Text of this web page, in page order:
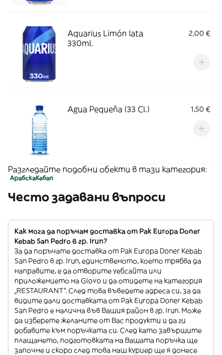
Aquarius Limón lata
330ml.
2,00 €
Agua Pequeña (33 Cl.) 1,50 €
Разгледайте подобни обекти в тази категория:
АрабскаКебап
Често задавани въпроси
Как мога да поръчам доставка от Pak Europa Doner
Kebab San Pedro в гр. Irun?
За да поръчате доставка от Pak Europa Doner Kebab
San Pedro в гр. Irun, единственото, което трябва да
направите, е да отворите уебсайта или
приложението на Glovo и да отидете на категория
„RESTAURANT”. След това въведете адреса си, за да
видите дали доставката от Pak Europa Doner Kebab
San Pedro е налична във Вашия район в гр. Irun. Може
да изберете желаните от Вас продукти и да ги
добавите към поръчката си. След като завършите
плащането, подготовката на Вашата поръчка ще
започне и скоро след това наш куриер ще я донесе